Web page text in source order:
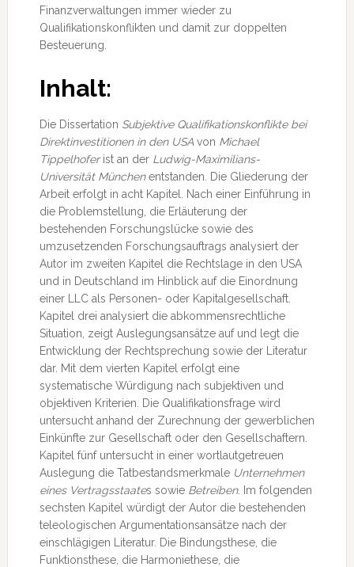
Finanzverwaltungen immer wieder zu
Qualifikationskonflikten und damit zur doppelten
Besteuerung.
Inhalt:
Die Dissertation Subjektive Qualifikationskonflikte bei
Direktinvestitionen in den USAvon Michael
Tippelhoferist an der Ludwig-Maximilians-
Universität Münchenentstanden. Die Gliederung der
Arbeit erfolgt in acht Kapitel. Nach einer Einführung in
die Problemstellung, die Erläuterung der
bestehenden Forschungslücke sowie des
umzusetzenden Forschungsauftrags analysiert der
Autor im zweiten Kapitel die Rechtslage in den USA
und in Deutschland im Hinblick auf die Einordnung
einer LLC als Personen- oder Kapitalgesellschaft.
Kapitel drei analysiert die abkommensrechtliche
Situation, zeigt Auslegungsansätze auf und legt die
Entwicklung der Rechtsprechung sowie der Literatur
dar. Mit dem vierten Kapitel erfolgt eine
systematische Würdigung nach subjektiven und
objektiven Kriterien. Die Qualifikationsfrage wird
untersucht anhand der Zurechnung der gewerblichen
Einkünfte zur Gesellschaft oder den Gesellschaftern.
Kapitel fünf untersucht in einer wortlautgetreuen
Auslegung die Tatbestandsmerkmale Unternehmen
eines Vertragsstaates sowie Betreiben. Im folgenden
sechsten Kapitel würdigt der Autor die bestehenden
teleologischen Argumentationsansätze nach der
einschlägigen Literatur. Die Bindungsthese, die
Funktionsthese, die Harmoniethese, die